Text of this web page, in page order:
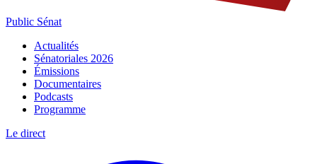
Public Sénat
Actualités
Sénatoriales 2026
Émissions
Documentaires
Podcasts
Programme
Le direct